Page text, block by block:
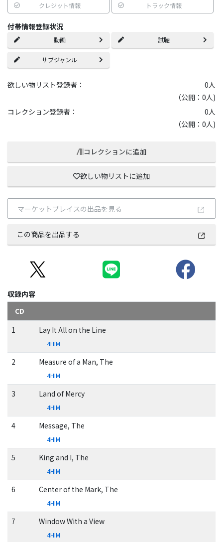
クレジット情報 トラック情報
付帯情報登録状況
動画 試聴
サブジャンル
欲しい物リスト登録者： 0人
（公開：0人)
コレクション登録者：
0人
（公開：0人)
コレクションに追加
欲しい物リストに追加
マーケットプレイスの出品を見る
この商品を出品する
収録内容
CD
1
Lay It All on the Line
4HIM
2 Measure of a Man, The
4HIM
3 Land of Mercy
4HIM
4 Message, The
4HIM
5 King and I, The
4HIM
6 Center of the Mark, The
4HIM
7 Window With a View
4HIM